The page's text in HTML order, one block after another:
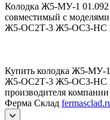
Колодка Ж5-МУ-1 01.092
совместимый с
Ж5-ОС2Т-3 Ж5-ОС3-НС
Купить колодка Ж5-
Ж5-ОС2Т-3 Ж5-ОС3-НС
производителя
Ферма Склад